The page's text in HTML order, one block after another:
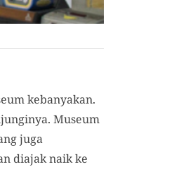
kebanyakan.
Museum
juga
diajak naik ke